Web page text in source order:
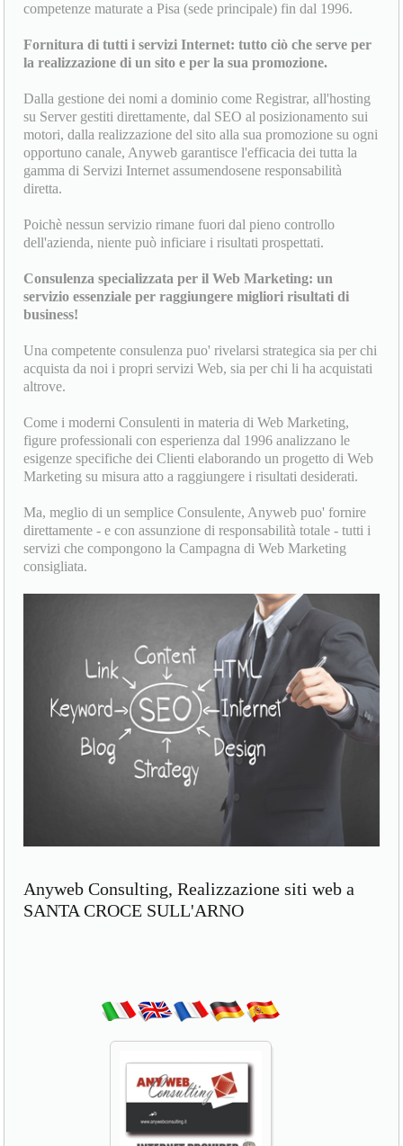
competenze maturate a Pisa (sede principale) fin dal 1996.
Fornitura di tutti i servizi Internet: tutto ciò che serve per
la realizzazione di un sito e per la sua promozione.
Dalla gestione dei nomi a dominio come Registrar, all'hosting
su Server gestiti direttamente, dal SEO al posizionamento sui
motori, dalla realizzazione del sito alla sua promozione su ogni
opportuno canale, Anyweb garantisce l'efficacia dei tutta la
gamma di Servizi Internet assumendosene responsabilità
diretta.
Poichè nessun servizio rimane fuori dal pieno controllo
dell'azienda, niente può inficiare i risultati prospettati.
Consulenza specializzata per il Web Marketing: un
servizio essenziale per raggiungere migliori risultati di
business!
Una competente consulenza puo' rivelarsi strategica sia per chi
acquista da noi i propri servizi Web, sia per chi li ha acquistati
altrove.
Come i moderni Consulenti in materia di Web Marketing,
figure professionali con esperienza dal 1996 analizzano le
esigenze specifiche dei Clienti elaborando un progetto di Web
Marketing su misura atto a raggiungere i risultati desiderati.
Ma, meglio di un semplice Consulente, Anyweb puo' fornire
direttamente - e con assunzione di responsabilità totale - tutti i
servizi che compongono la Campagna di Web Marketing
consigliata.
Anyweb Consulting, Realizzazione siti web a
SANTA CROCE SULL'ARNO